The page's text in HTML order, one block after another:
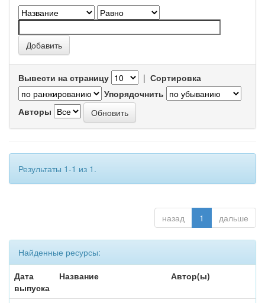
Вывести на страницу | Сортировка
Упорядочнить
Авторы
Результаты 1-1 из 1.
назад 1 дальше
Найденные ресурсы:
Дата
выпуска
Название Автор(ы)